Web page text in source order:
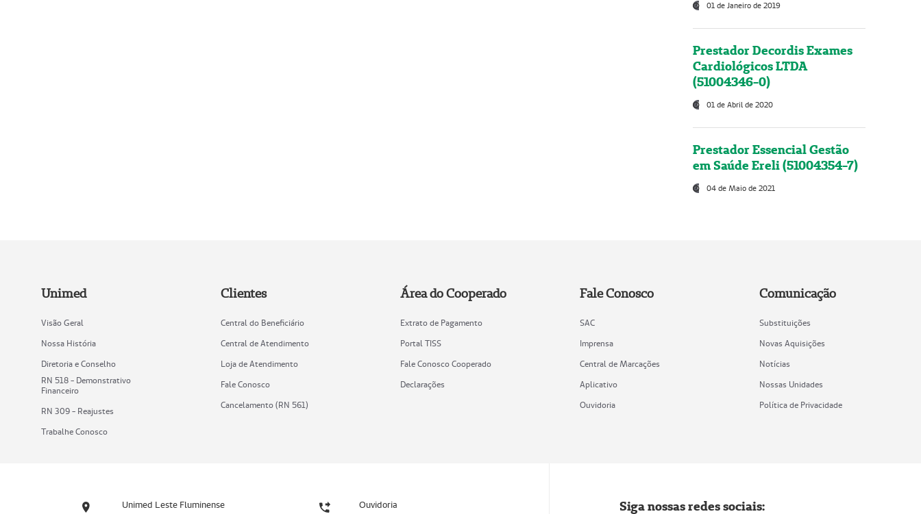
01 de Janeiro de 2019
Prestador Decordis Exames
Cardiológicos LTDA
(51004346-0)
01 de Abril de 2020
Prestador Essencial Gestão
em Saúde Ereli (51004354-7)
04 de Maio de 2021
Unimed
Visão Geral
Nossa História
Diretoria e Conselho
RN 518 - Demonstrativo
Financeiro
RN 309 - Reajustes
Trabalhe Conosco
Clientes
Central do Beneficiário
Central de Atendimento
Loja de Atendimento
Fale Conosco
Cancelamento (RN 561)
Área do Cooperado
Extrato de Pagamento
Portal TISS
Fale Conosco Cooperado
Declarações
Fale Conosco
SAC
Imprensa
Central de Marcações
Aplicativo
Ouvidoria
Comunicação
Substituições
Novas Aquisições
Notícias
Nossas Unidades
Política de Privacidade
Unimed Leste Fluminense Ouvidoria Siga nossas redes sociais: